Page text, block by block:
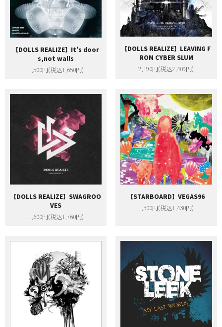
【DOLLS REALIZE】It’s door
s,not walls
1,500円(税込1,650円)
【DOLLS REALIZE】LEAVING F
ROM CYBER SLUM
2,190円(税込2,409円)
【DOLLS REALIZE】SWAGROO
VES
1,600円(税込1,760円)
【STARBOARD】VEGAS96
1,300円(税込1,430円)